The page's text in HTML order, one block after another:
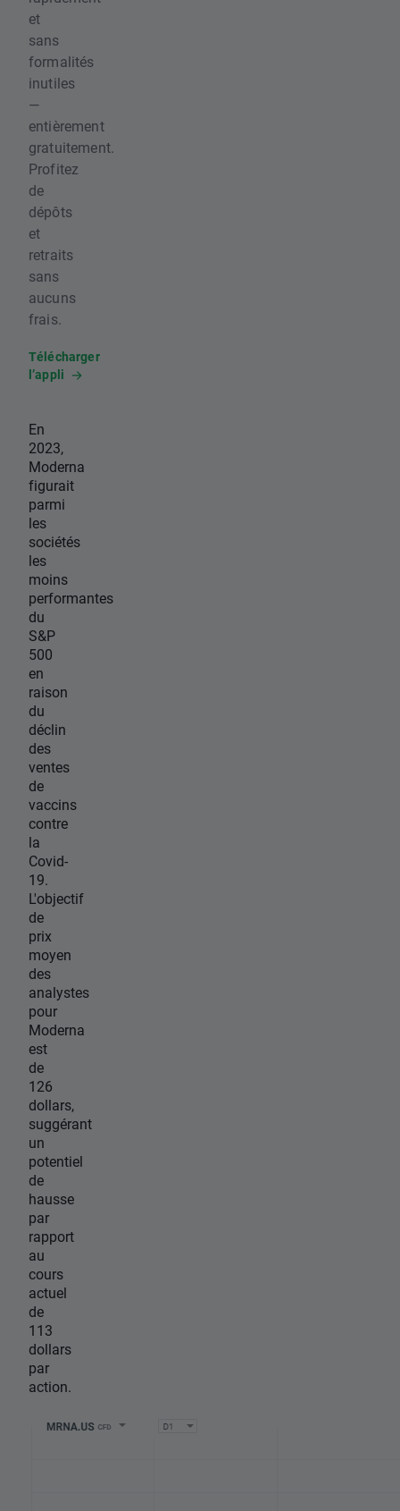
et
sans
formalités
inutiles
—
entièrement
gratuitement.
Profitez
de
dépôts
et
retraits
sans
aucuns
frais.
Télécharger
l’appli
En
2023,
Moderna
figurait
parmi
les
sociétés
les
moins
performantes
du
S&P
500
en
raison
du
déclin
des
ventes
de
vaccins
contre
la
Covid-
19.
L'objectif
de
prix
moyen
des
analystes
pour
Moderna
est
de
126
dollars,
suggérant
un
potentiel
de
hausse
par
rapport
au
cours
actuel
de
113
dollars
par
action.